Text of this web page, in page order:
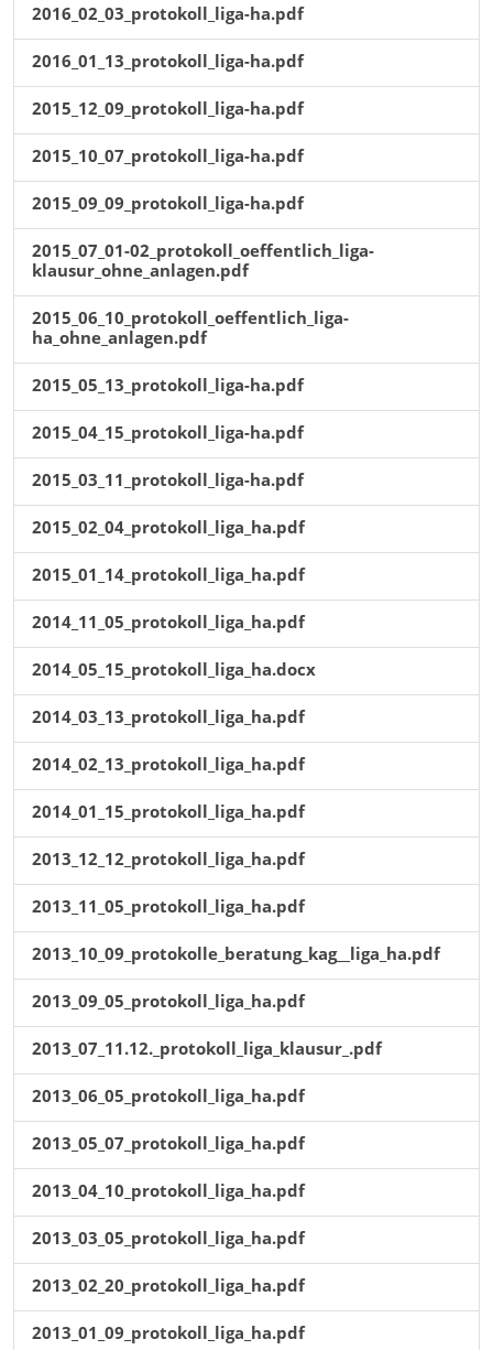
2016_02_03_protokoll_liga-ha.pdf
2016_01_13_protokoll_liga-ha.pdf
2015_12_09_protokoll_liga-ha.pdf
2015_10_07_protokoll_liga-ha.pdf
2015_09_09_protokoll_liga-ha.pdf
2015_07_01-02_protokoll_oeffentlich_liga-
klausur_ohne_anlagen.pdf
2015_06_10_protokoll_oeffentlich_liga-
ha_ohne_anlagen.pdf
2015_05_13_protokoll_liga-ha.pdf
2015_04_15_protokoll_liga-ha.pdf
2015_03_11_protokoll_liga-ha.pdf
2015_02_04_protokoll_liga_ha.pdf
2015_01_14_protokoll_liga_ha.pdf
2014_11_05_protokoll_liga_ha.pdf
2014_05_15_protokoll_liga_ha.docx
2014_03_13_protokoll_liga_ha.pdf
2014_02_13_protokoll_liga_ha.pdf
2014_01_15_protokoll_liga_ha.pdf
2013_12_12_protokoll_liga_ha.pdf
2013_11_05_protokoll_liga_ha.pdf
2013_10_09_protokolle_beratung_kag__liga_ha.pdf
2013_09_05_protokoll_liga_ha.pdf
2013_07_11.12._protokoll_liga_klausur_.pdf
2013_06_05_protokoll_liga_ha.pdf
2013_05_07_protokoll_liga_ha.pdf
2013_04_10_protokoll_liga_ha.pdf
2013_03_05_protokoll_liga_ha.pdf
2013_02_20_protokoll_liga_ha.pdf
2013_01_09_protokoll_liga_ha.pdf